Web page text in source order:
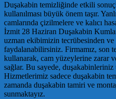
Duşakabin temizliğinde etkili
kullanılması büyük önem taşır.
camlarında çizilmelere ve kalıcı
İzmit 28 Haziran Duşakabin
uzman ekibimizin tecrübesinden
faydalanabilirsiniz. Firmamız, son
kullanarak, cam yüzeylerine zarar
sağlar. Bu sayede,
Hizmetlerimiz sadece duşakabin
zamanda duşakabin tamiri ve
sunmaktayız.